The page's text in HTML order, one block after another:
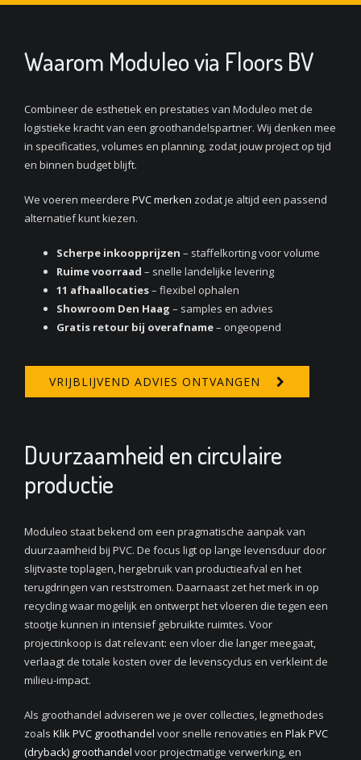
Waarom Moduleo via Floors BV
Combineer de esthetiek en prestaties van Moduleo met de
logistieke kracht van een groothandelspartner. Wij denken mee
in specificaties, volumes en planning, zodat jouw project op tijd
en binnen budget blijft.
We voeren meerdere PVC merken zodat je altijd een passend
alternatief kunt kiezen.
Scherpe inkoopprijzen – staffelkorting voor volume
Ruime voorraad – snelle landelijke levering
11 afhaallocaties– flexibel ophalen
Showroom Den Haag – samples en advies
Gratis retour bij overafname– ongeopend
VRIJBLIJVEND ADVIES ONTVANGEN
Duurzaamheid en circulaire
productie
Moduleo staat bekend om een pragmatische aanpak van
duurzaamheid bij PVC. De focus ligt op lange levensduur door
slijtvaste toplagen, hergebruik van productieafval en het
terugdringen van reststromen. Daarnaast zet het merk in op
recycling waar mogelijk en ontwerpt het vloeren die tegen een
stootje kunnen in intensief gebruikte ruimtes. Voor
projectinkoop is dat relevant: een vloer die langer meegaat,
verlaagt de totale kosten over de levenscyclus en verkleint de
milieu-impact.
Als groothandel adviseren we je over collecties, legmethodes
zoals Klik PVC groothandel voor snelle renovaties en Plak PVC
(dryback) groothandel voor projectmatige verwerking, en